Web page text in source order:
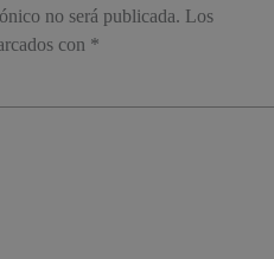
no será publicada. Los
con *